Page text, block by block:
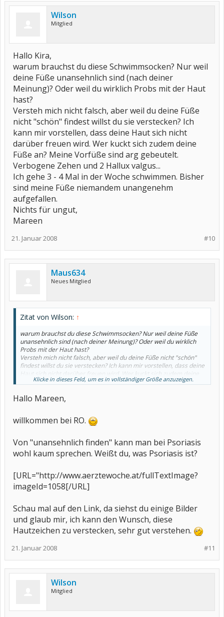
Wilson
Mitglied
Hallo Kira,
warum brauchst du diese Schwimmsocken? Nur weil
deine Füße unansehnlich sind (nach deiner
Meinung)? Oder weil du wirklich Probs mit der Haut
hast?
Versteh mich nicht falsch, aber weil du deine Füße
nicht "schön" findest willst du sie verstecken? Ich
kann mir vorstellen, dass deine Haut sich nicht
darüber freuen wird. Wer kuckt sich zudem deine
Füße an? Meine Vorfüße sind arg gebeutelt.
Verbogene Zehen und 2 Hallux valgus...
Ich gehe 3 - 4 Mal in der Woche schwimmen. Bisher
sind meine Füße niemandem unangenehm
aufgefallen.
Nichts für ungut,
Mareen
#10
21. Januar 2008
Maus634
Neues Mitglied
Zitat von Wilson: ↑
warum brauchst du diese Schwimmsocken? Nur weil deine Füße
unansehnlich sind (nach deiner Meinung)? Oder weil du wirklich
Probs mit der Haut hast?
Versteh mich nicht falsch, aber weil du deine Füße nicht "schön"
findest willst du sie verstecken? Ich kann mir vorstellen, dass deine
Haut sich nicht darüber freuen wird. Wer kuckt sich zudem deine
Füße an? Meine Vorfüße sind arg gebeutelt. Verbogene Zehen und
Ich gehe 3 - 4 Mal in der Woche schwimmen. Bisher sind meine
Mareen
Klicke in dieses Feld, um es in vollständiger Größe anzuzeigen.
Hallo Mareen,
willkommen bei RO.
Von "unansehnlich finden" kann man bei Psoriasis
wohl kaum sprechen. Weißt du, was Psoriasis ist?
[URL="http://www.aerztewoche.at/fullTextImage?
imageId=1058[/URL]
Schau mal auf den Link, da siehst du einige Bilder
und glaub mir, ich kann den Wunsch, diese
Hautzeichen zu verstecken, sehr gut verstehen.
#11
21. Januar 2008
Wilson
Mitglied